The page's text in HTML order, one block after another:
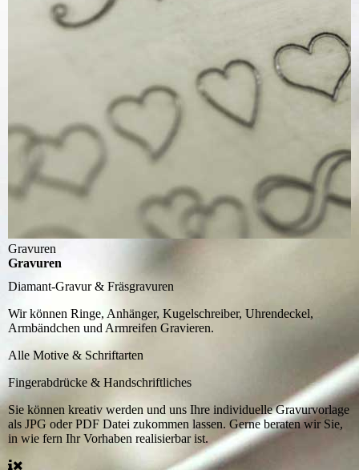
Gravuren
Gravuren
Diamant-Gravur & Fräsgravuren
Wir können Ringe, Anhänger, Kugelschreiber, Uhrendeckel,
Armbändchen und Armreifen Gravieren.
Alle Motive & Schriftarten
Fingerabdrücke & Handschriftliches
Sie können kreativ werden und uns Ihre individuelle Gravurvorlage
als JPG oder PDF Datei zukommen lassen. Gerne beraten wir Sie,
in wie fern Ihr Vorhaben realisierbar ist.